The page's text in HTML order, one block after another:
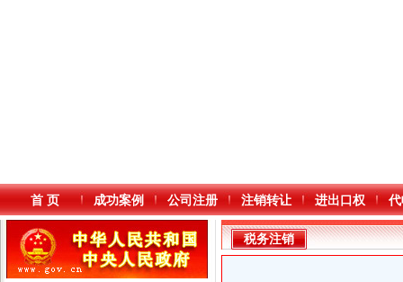
首 页 成功案例 公司注册 注销转让 进出口权
税务注销